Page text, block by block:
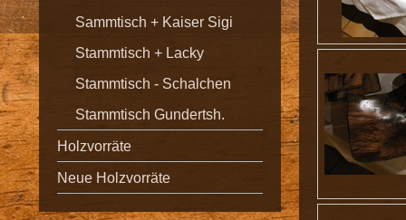
Sammtisch + Kaiser Sigi
Stammtisch + Lacky
Stammtisch - Schalchen
Stammtisch Gundertsh.
Holzvorräte
Neue Holzvorräte